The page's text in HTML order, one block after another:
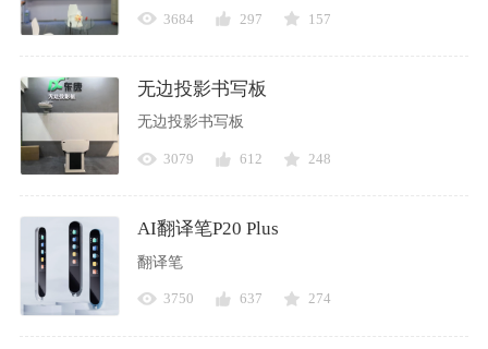
3684 297 157
无边投影书写板
无边投影书写板
3079 612 248
AI翻译笔P20 Plus
翻译笔
3750 637 274